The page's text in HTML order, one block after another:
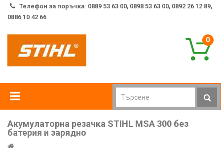
Телефон за поръчка: 0889 53 63 00, 0898 53 63 00, 0892 26 12 89,
0886 10 42 66
0
Акумулаторна резачка STIHL MSA 300 без
батерия и зарядно